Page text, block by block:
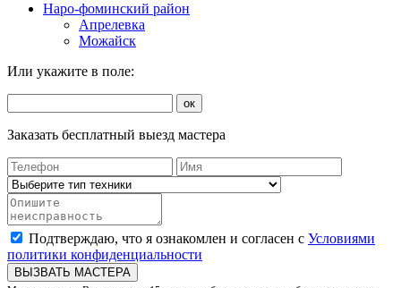
Наро-фоминский район
Апрелевка
Можайск
Или укажите в поле:
ок
Заказать бесплатный выезд мастера
Подтверждаю, что я ознакомлен и согласен с Условиями
политики конфиденциальности
ВЫЗВАТЬ МАСТЕРА